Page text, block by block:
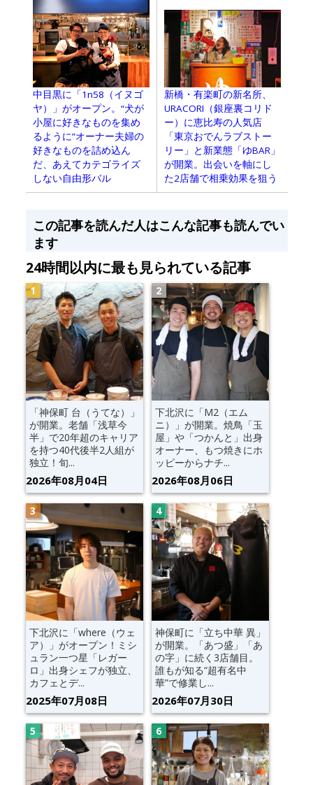
中目黒に「1n58（イヌゴ
ヤ）」がオープン。“犬が
小屋に好きなものを集め
るように”オーナー夫婦の
好きなものを詰め込ん
だ、あえてカテゴライズ
しない自由形バル
新橋・有楽町の新名所、
URACORI（銀座裏コリド
ー）に恵比寿の人気店
「東京おでんラブストー
リー」と新業態「ゆBAR」
が開業。出会いを軸にし
た2店舗で相乗効果を狙う
この記事を読んだ人はこんな記事も読んでい
ます
24時間以内に最も見られている記事
「神保町 台（うてな）」
が開業。老舗「浅草今
半」で20年超のキャリア
を持つ40代後半2人組が
独立！旬...
2026年08月04日
下北沢に「M2（エム
ニ）」が開業。焼鳥「玉
屋」や「つかんと」出身
オーナー、もつ焼きにホ
ッピーからナチ...
2026年08月06日
下北沢に「where（ウェ
ア）」がオープン！ミシ
ュラン一つ星「レガー
ロ」出身シェフが独立、
カフェとデ...
2025年07月08日
神保町に「立ち中華 異」
が開業。「あつ盛」「あ
の字」に続く3店舗目。
誰もが知る“超有名中
華”で修業し...
2026年07月30日